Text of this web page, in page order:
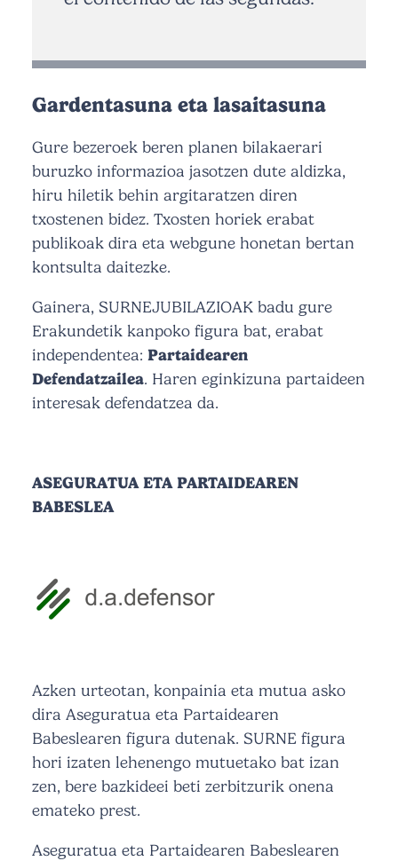
Gardentasuna eta lasaitasuna
Gure bezeroek beren planen bilakaerari
buruzko informazioa jasotzen dute aldizka,
hiru hiletik behin argitaratzen diren
txostenen bidez. Txosten horiek erabat
publikoak dira eta webgune honetan bertan
kontsulta daitezke.
Gainera, SURNEJUBILAZIOAK badu gure
Erakundetik kanpoko figura bat, erabat
independentea: Partaidearen
Defendatzailea. Haren eginkizuna partaideen
interesak defendatzea da.
ASEGURATUA ETA PARTAIDEAREN
BABESLEA
Azken urteotan, konpainia eta mutua asko
dira Aseguratua eta Partaidearen
Babeslearen figura dutenak. SURNE figura
hori izaten lehenengo mutuetako bat izan
zen, bere bazkideei beti zerbitzurik onena
emateko prest.
Aseguratua eta Partaidearen Babeslearen